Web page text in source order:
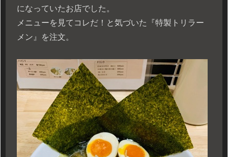
になっていたお店でした。
メニューを見てコレだ！と気づいた『特製トリラー
メン』を注文。